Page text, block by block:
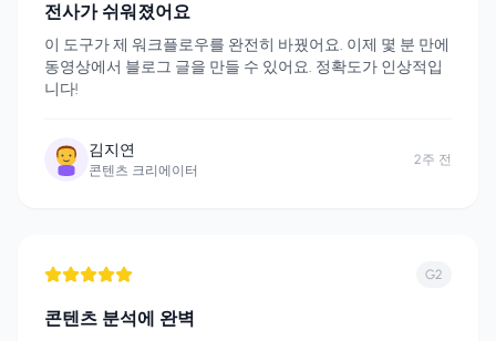
전사가 쉬워졌어요
이 도구가 제 워크플로우를 완전히 바꿨어요. 이제 몇 분 만에
동영상에서 블로그 글을 만들 수 있어요. 정확도가 인상적입
니다!
김지연
콘텐츠 크리에이터
2주 전
G2
콘텐츠 분석에 완벽